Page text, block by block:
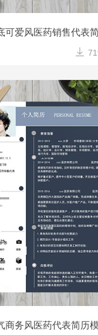
可爱风医药销售代表

商务风医药代表简历